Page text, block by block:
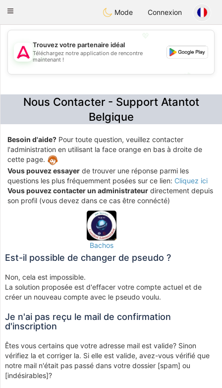
Tantôt
Toggle
Mode Connexion
💖
💕
Trouvez votre partenaire idéal
Téléchargez notre application de rencontre
maintenant !
Nous Contacter - Support Atantot
Belgique
Besoin d'aide? Pour toute question, veuillez contacter
l'administration en utilisant la face orange en bas à droite de
cette page.
Vous pouvez essayer de trouver une réponse parmi les
questions les plus fréquemment posées sur ce lien: Cliquez ici
Vous pouvez contacter un administrateur directement depuis
son profil (vous devez dans ce cas être connécté)
Bachos
Est-il possible de changer de pseudo ?
Non, cela est impossible.
La solution proposée est d'effacer votre compte actuel et de
créer un nouveau compte avec le pseudo voulu.
Je n'ai pas reçu le mail de confirmation
d'inscription
Êtes vous certains que votre adresse mail est valide? Sinon
vérifiez la et corriger la. Si elle est valide, avez-vous vérifié que
notre mail n'était pas passé dans votre dossier [spam] ou
[indésirables]?